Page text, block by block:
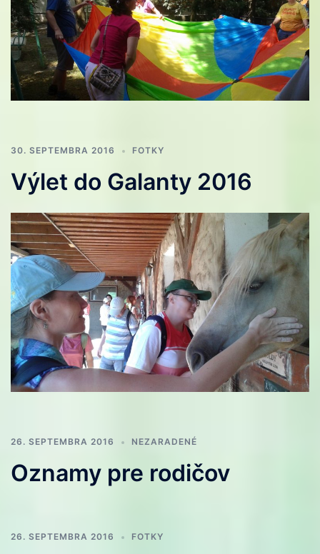
30. SEPTEMBRA 2016 FOTKY
Výlet do Galanty 2016
26. SEPTEMBRA 2016 NEZARADENÉ
Oznamy pre rodičov
26. SEPTEMBRA 2016 FOTKY